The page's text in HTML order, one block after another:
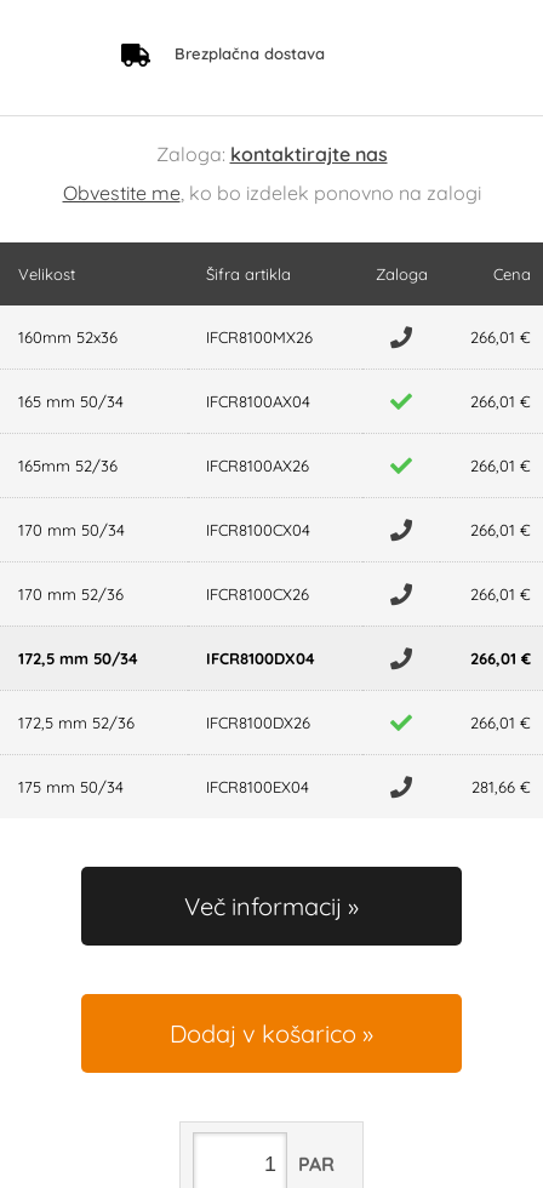
Brezplačna dostava
Zaloga: kontaktirajte nas
Obvestite me, ko bo izdelek ponovno na zalogi
Velikost Šifra artikla Zaloga Cena
160mm 52x36 IFCR8100MX26 266,01 €
165 mm 50/34 IFCR8100AX04 266,01 €
165mm 52/36 IFCR8100AX26 266,01 €
170 mm 50/34 IFCR8100CX04 266,01 €
170 mm 52/36 IFCR8100CX26 266,01 €
172,5 mm 50/34 IFCR8100DX04 266,01 €
172,5 mm 52/36 IFCR8100DX26 266,01 €
175 mm 50/34 IFCR8100EX04 281,66 €
Več informacij
Dodaj v košarico
PAR